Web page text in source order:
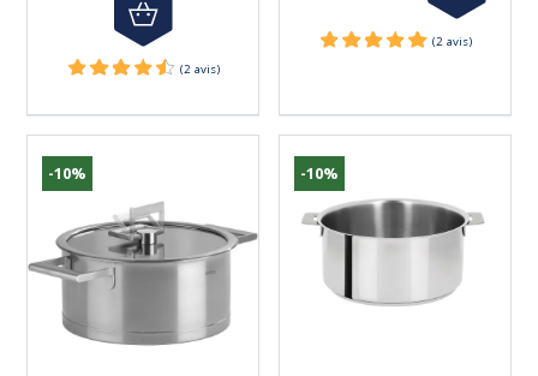
Sommier-coffre Maximo
- réalisé parResistub
- fabriqué enFrance .
- 12 tissus vous sont proposés
Sa livraison est gratuite en France
Métropolitaine.
1 733,33 €
1 560,00 € HT
- de chez Resistub
1 626,67 €
1 464,00 € HT
-10% -10%